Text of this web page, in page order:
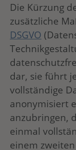
Die Kürzung
zusätzliche
DSGVO
dar, sie führt
vollständige
anonymisiert
anzubringen,
einmal
einem